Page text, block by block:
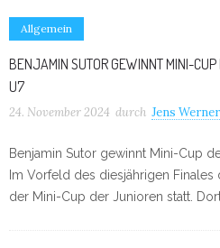
Allgemein
BENJAMIN SUTOR GEWINNT MINI-
U7
24. November 2024 durch Jens Werner
Benjamin Sutor gewinnt Mini-Cup
Im Vorfeld des diesjährigen
der Mini-Cup der Junioren statt.